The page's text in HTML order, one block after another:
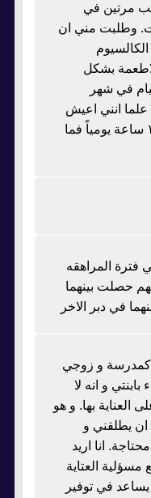
مرتين في
وطلبت مني ان
بشكل
في شهر
علما انني اعيش
في كندا وفترة الصيام تتعدى ١٧ ساعة يومياً فما
فترة المراهقه
حصلت بينهما
في دبر الاخر
كمدرسة و زوجي
و انه لا
العناية بها. و هو
ان يطلقني و
انا اريد
العتاية
يساعد في توفير